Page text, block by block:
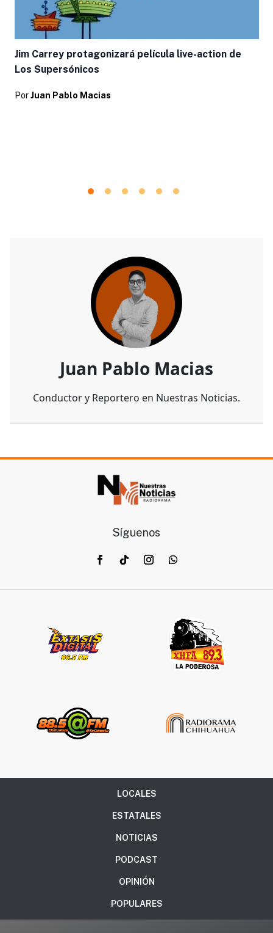
Jim Carrey protagonizará película live-action de
Los Supersónicos
Por Juan Pablo Macias
Juan Pablo Macias
Conductor y Reportero en Nuestras Noticias.
Síguenos
LOCALES
ESTATALES
NOTICIAS
PODCAST
OPINIÓN
POPULARES